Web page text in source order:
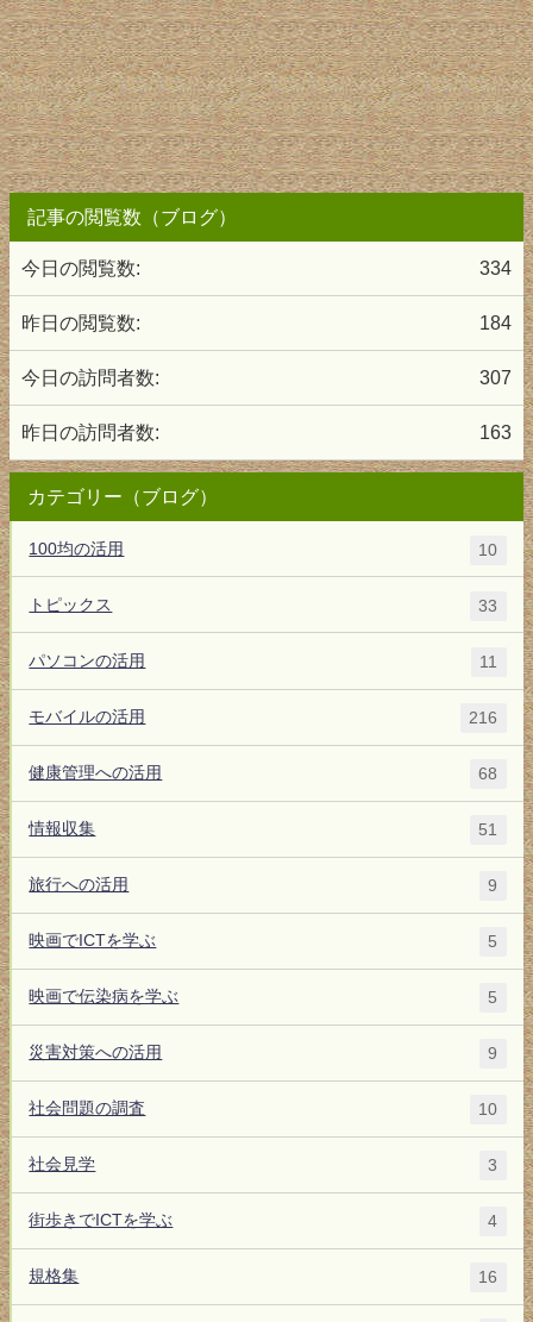
記事の閲覧数（ブログ）
334
今日の閲覧数:
184
昨日の閲覧数:
307
今日の訪問者数:
163
昨日の訪問者数:
カテゴリー（ブログ）
100均の活用 10
トピックス 33
パソコンの活用 11
モバイルの活用 216
健康管理への活用 68
情報収集 51
旅行への活用 9
映画でICTを学ぶ 5
映画で伝染病を学ぶ 5
災害対策への活用 9
社会問題の調査 10
社会見学 3
街歩きでICTを学ぶ 4
規格集 16